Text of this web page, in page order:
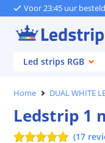
Voor 23:45 uur
Led strips RGB
Home DUAL WHITE
Ledstrip 1
(17